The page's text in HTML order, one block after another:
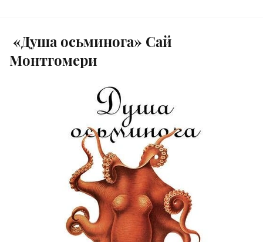
«Душа осьминога» Сай
Монтгомери